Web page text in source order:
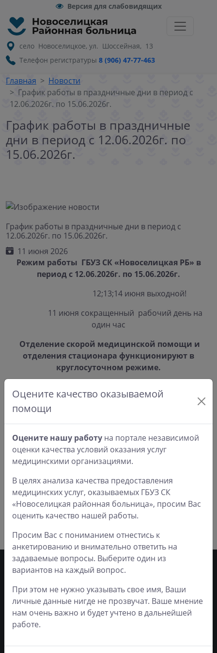
Версия для слабовидящих
село Новоселицкое, ул. Шоссейная, 13
Телефон регистратуры 8 (906) 47-77-463
Главная
Новости
График работы в праздничные дни в период с
12.06.2026г. по 15.06.2026г.
График работы в праздничные
дни в период с 12.06.2026г. по
15.06.2026г.
График работы в праздничные дни в период с
12.06.2026г. по 15.06.2026г.
11 июня 2026
Режим работы ГБУЗ СК «Новоселицкая РБ» в
период с 12.06.2026г. по 15.06.2026г.
12;13;14 июня выходной!
11 июня сокращенный рабочий день на
один час
Отделение скорой медицинской помощи и
отделения стационара функционируют в
круглосуточном режиме.
ЛО-26-01-005214 от 2
декабря 2019 г.
ошибку в тексте,
Часы работы
Среда
8:00 - 18:00
Оцените качество оказываемой
помощи
Оцените нашу работу на портале независимой
оценки качества условий оказания услуг
медицинскими организациями.
В целях анализа качества предоставления
медицинских услуг, оказываемых ГБУЗ СК
«Новоселицкая районная больница», просим Вас
оценить качество нашей работы.
Просим Вас с пониманием отнестись к
анкетированию и внимательно ответить на
задаваемые вопросы. Выберите один из
вариантов на каждый вопрос.
При этом не нужно указывать свое имя, Ваши
личные данные нигде не прозвучат. Ваше мнение
нам очень важно и будет учтено в дальнейшей
работе.